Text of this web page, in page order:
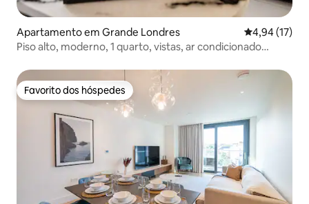
Apartamento em Grande Londres Classificação
4,94 (17)
Piso alto, moderno, 1 quarto, vistas, ar condicionado
Favorito dos hóspedes
Favorito dos hóspedes